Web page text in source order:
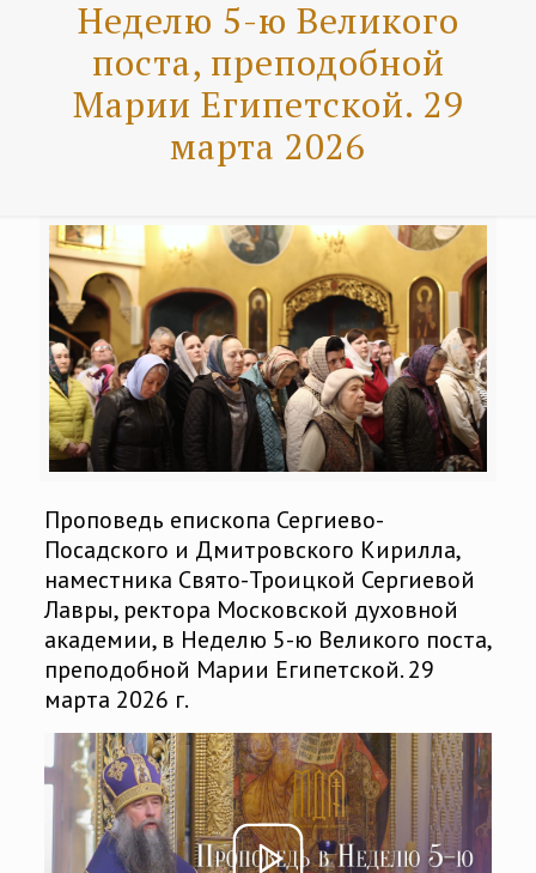
Неделю 5-ю Великого
поста, преподобной
Марии Египетской. 29
марта 2026
Проповедь епископа Сергиево-
Посадского и Дмитровского Кирилла,
наместника Свято-Троицкой Сергиевой
Лавры, ректора Московской духовной
академии, в Неделю 5-ю Великого поста,
преподобной Марии Египетской. 29
марта 2026 г.